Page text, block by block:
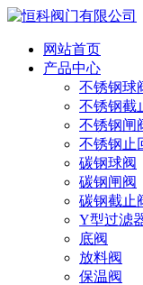
网站首页
产品中心
不锈钢球
不锈钢截
不锈钢闸
不锈钢止
碳钢球阀
碳钢闸阀
碳钢截止
Y型过滤
底阀
放料阀
保温阀